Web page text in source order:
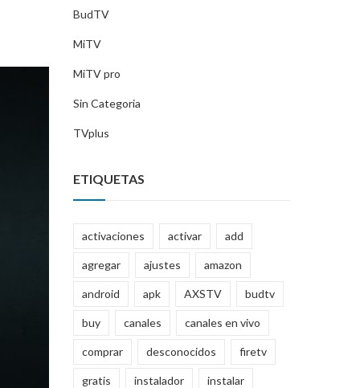
BudTV
MiTV
MiTV pro
Sin Categoria
TVplus
ETIQUETAS
activaciones activar add
agregar ajustes amazon
android apk AXSTV budtv
buy canales canales en vivo
comprar desconocidos firetv
gratis instalador instalar